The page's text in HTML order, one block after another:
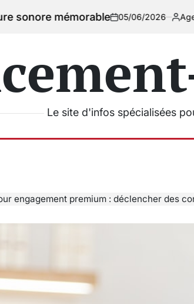
on
05/06/2026
Posted
Agencement
Le site d'infos spécialisées
engagement premium : déclencher des